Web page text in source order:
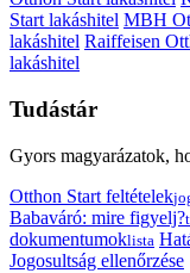
Start lakáshitel MBH
lakáshitel Raiffeisen
lakáshitel
Tudástár
Gyors magyarázatok,
Otthon Start feltételek
Babaváró: mire figyelj?
dokumentumoklista
Jogosultság ellenőrzése